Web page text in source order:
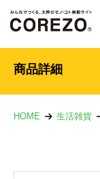
商品詳細
HOME 生活雑貨